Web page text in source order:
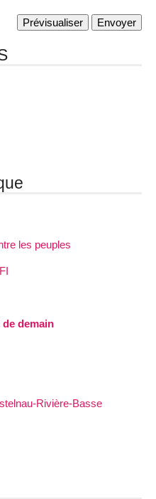
les peuples
de demain
Rivière-Basse